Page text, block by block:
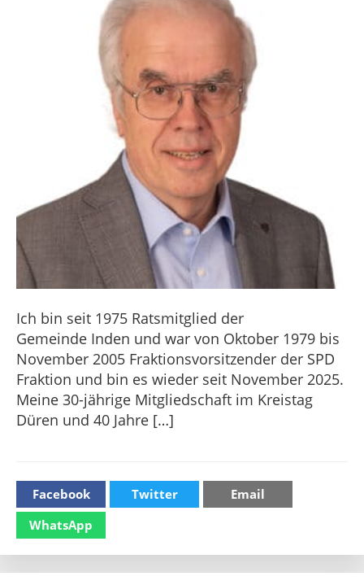
Ich bin seit 1975 Ratsmitglied der
Gemeinde Inden und war von Oktober 1979 bis
November 2005 Fraktionsvorsitzender der SPD
Fraktion und bin es wieder seit November 2025.
Meine 30-jährige Mitgliedschaft im Kreistag
Düren und 40 Jahre […]
Facebook Twitter
Email
WhatsApp